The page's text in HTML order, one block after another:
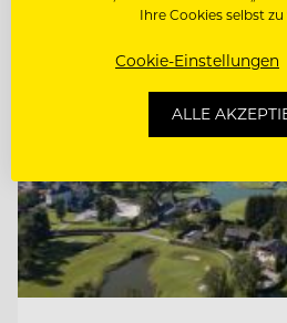
Ihre Cookies selbst
Cookie-Einstellungen
ALLE